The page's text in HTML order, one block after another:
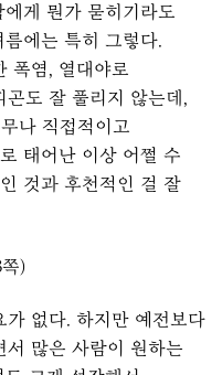
게 뭔가 묻히기라도
에는 특히 그렇다.
폭염, 열대야로
도 잘 풀리지 않는데,
나 직접적이고
태어난 이상 어쩔 수
것과 후천적인 걸 잘
)
가 없다. 하지만 예전보다
서 많은 사람이 원하는